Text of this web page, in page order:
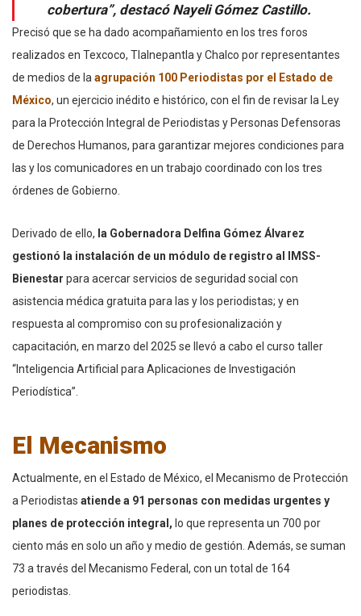
cobertura”, destacó Nayeli Gómez Castillo.
Precisó que se ha dado acompañamiento en los tres foros
realizados en Texcoco, Tlalnepantla y Chalco por representantes
de medios de la agrupación 100 Periodistas por el Estado de
México, un ejercicio inédito e histórico, con el fin de revisar la Ley
para la Protección Integral de Periodistas y Personas Defensoras
de Derechos Humanos, para garantizar mejores condiciones para
las y los comunicadores en un trabajo coordinado con los tres
órdenes de Gobierno.
Derivado de ello, la Gobernadora Delfina Gómez Álvarez
gestionó la instalación de un módulo de registro al IMSS-
Bienestar para acercar servicios de seguridad social con
asistencia médica gratuita para las y los periodistas; y en
respuesta al compromiso con su profesionalización y
capacitación, en marzo del 2025 se llevó a cabo el curso taller
“Inteligencia Artificial para Aplicaciones de Investigación
Periodística”.
El Mecanismo
Actualmente, en el Estado de México, el Mecanismo de Protección
a Periodistas atiende a 91 personas con medidas urgentes y
planes de protección integral, lo que representa un 700 por
ciento más en solo un año y medio de gestión. Además, se suman
73 a través del Mecanismo Federal, con un total de 164
periodistas.